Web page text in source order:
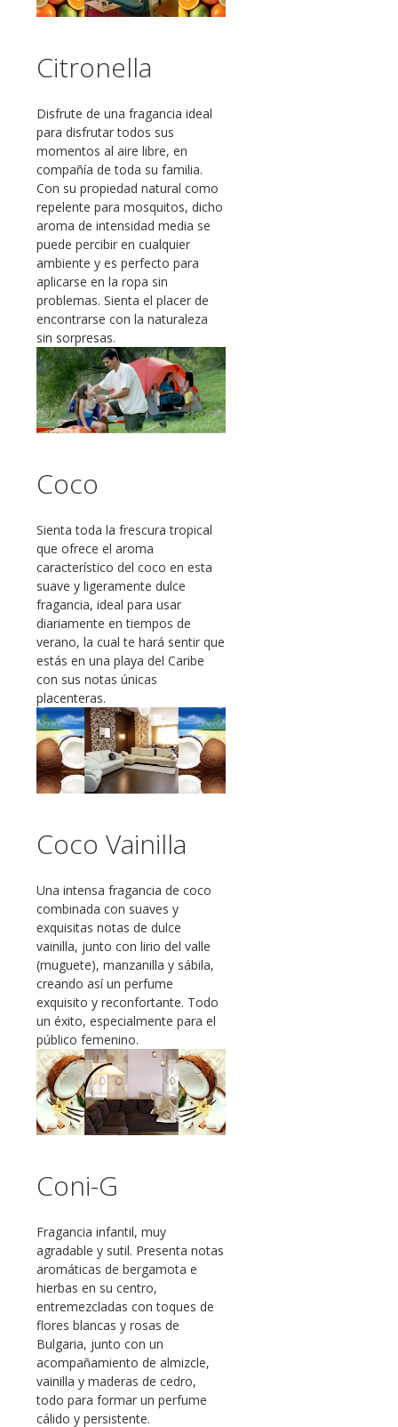
Citronella
Disfrute de una fragancia ideal
para disfrutar todos sus
momentos al aire libre, en
compañía de toda su familia.
Con su propiedad natural como
repelente para mosquitos, dicho
aroma de intensidad media se
puede percibir en cualquier
ambiente y es perfecto para
aplicarse en la ropa sin
problemas. Sienta el placer de
encontrarse con la naturaleza
sin sorpresas.
Coco
Sienta toda la frescura tropical
que ofrece el aroma
característico del coco en esta
suave y ligeramente dulce
fragancia, ideal para usar
diariamente en tiempos de
verano, la cual te hará sentir que
estás en una playa del Caribe
con sus notas únicas
placenteras.
Coco Vainilla
Una intensa fragancia de coco
combinada con suaves y
exquisitas notas de dulce
vainilla, junto con lirio del valle
(muguete), manzanilla y sábila,
creando así un perfume
exquisito y reconfortante. Todo
un éxito, especialmente para el
público femenino.
Coni-G
Fragancia infantil, muy
agradable y sutil. Presenta notas
aromáticas de bergamota e
hierbas en su centro,
entremezcladas con toques de
flores blancas y rosas de
Bulgaria, junto con un
acompañamiento de almizcle,
vainilla y maderas de cedro,
todo para formar un perfume
cálido y persistente.